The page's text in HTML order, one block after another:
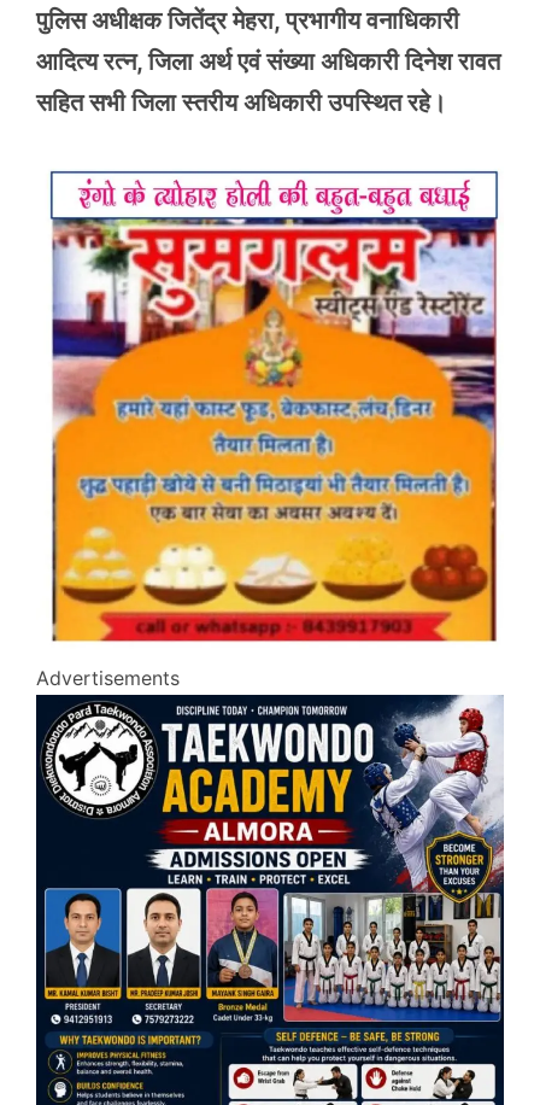
पुलिस अधीक्षक जितेंद्र मेहरा, प्रभागीय वनाधिकारी
आदित्य रत्न, जिला अर्थ एवं संख्या अधिकारी दिनेश रावत
सहित सभी जिला स्तरीय अधिकारी उपस्थित रहे।
Advertisements